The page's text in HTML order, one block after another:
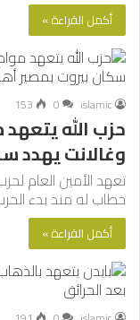
أكمل القراءة »
islamic
0
153
حزب الله
وغالانت يهدد
تعهد الأمين العام
خطاب له منذ بدء
أكمل القراءة »